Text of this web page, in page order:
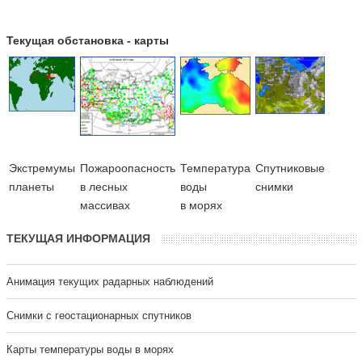
Текущая обстановка - карты
Экстремумы
планеты
Пожароопасность
в лесных
массивах
Температура
воды
в морях
Cпутниковые
снимки
ТЕКУЩАЯ ИНФОРМАЦИЯ
Анимация текущих радарных наблюдений
Cнимки с геостационарных спутников
Карты температуры воды в морях